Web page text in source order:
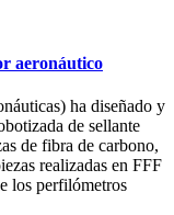
aeronáutico
ha diseñado y
de sellante
de fibra de carbono,
realizadas en FFF
los perfilómetros